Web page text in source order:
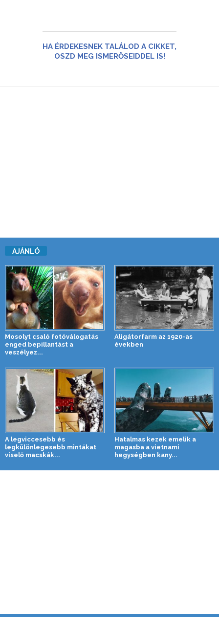
HA ÉRDEKESNEK TALÁLOD A CIKKET,
OSZD MEG ISMERŐSEIDDEL IS!
AJÁNLÓ
Mosolyt csaló fotóválogatás
enged bepillantást a
veszélyez...
Aligátorfarm az 1920-as
években
A legviccesebb és
legkülönlegesebb mintákat
viselő macskák...
Hatalmas kezek emelik a
magasba a vietnami
hegységben kany...